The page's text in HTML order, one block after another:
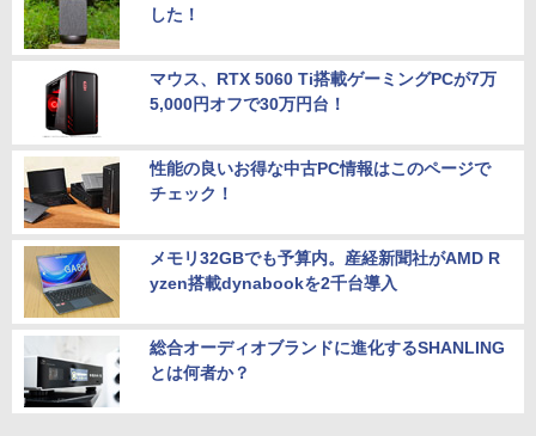
した！
マウス、RTX 5060 Ti搭載ゲーミングPCが7万
5,000円オフで30万円台！
性能の良いお得な中古PC情報はこのページで
チェック！
メモリ32GBでも予算内。産経新聞社がAMD R
yzen搭載dynabookを2千台導入
総合オーディオブランドに進化するSHANLING
とは何者か？